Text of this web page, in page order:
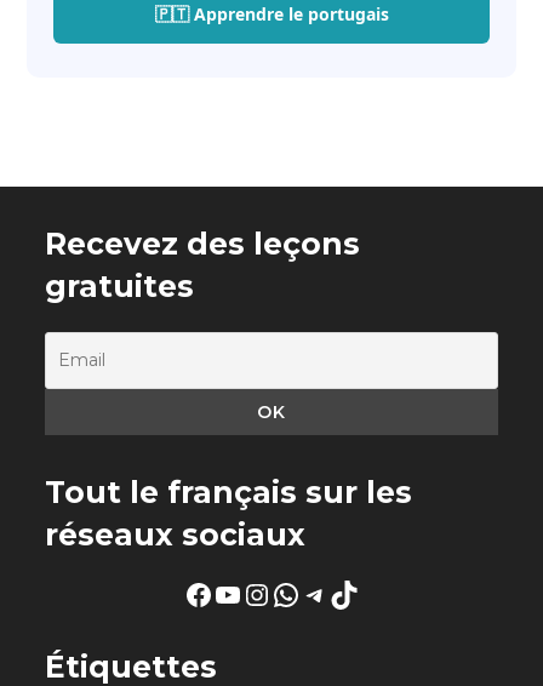
🇵🇹 Apprendre le portugais
Recevez des leçons
gratuites
Tout le français sur les
réseaux sociaux
Facebook
YouTube
Instagram
WhatsApp
Telegram
TikTok
Étiquettes